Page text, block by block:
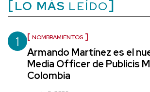
LO MÁS LEÍDO
1 NOMBRAMIENTOS
Armando Martínez es el
Media Officer de Publicis
Colombia